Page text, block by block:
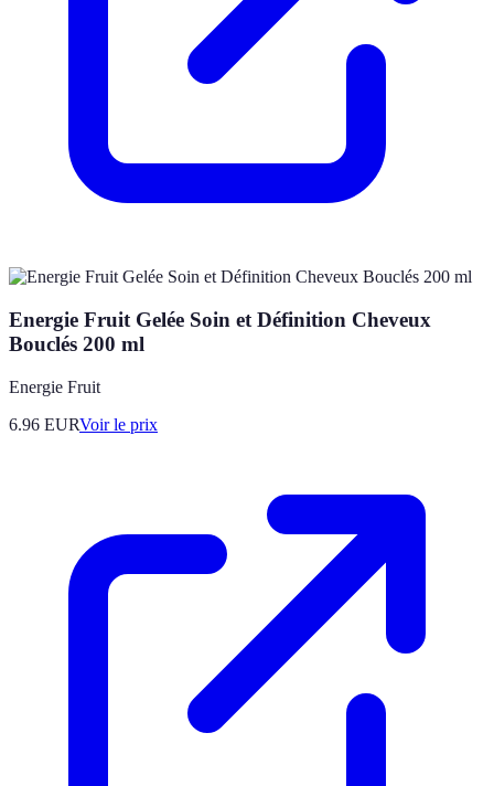
Energie Fruit Gelée Soin et Définition Cheveux
Bouclés 200 ml
Energie Fruit
6.96 EURVoir le prix